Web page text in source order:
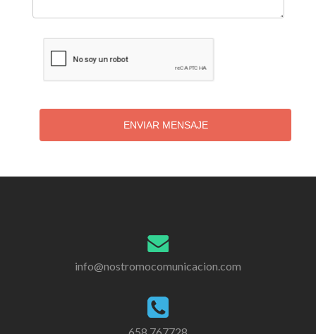
ENVIAR MENSAJE
info@nostromocomunicacion.com
658 767728